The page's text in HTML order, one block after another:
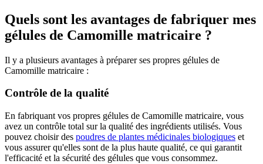
Quels sont les avantages de fabriquer mes
gélules de Camomille matricaire ?
Il y a plusieurs avantages à préparer ses propres gélules de
Camomille matricaire :
Contrôle de la qualité
En fabriquant vos propres gélules de Camomille matricaire, vous
avez un contrôle total sur la qualité des ingrédients utilisés. Vous
pouvez choisir des poudres de plantes médicinales biologiques et
vous assurer qu'elles sont de la plus haute qualité, ce qui garantit
l'efficacité et la sécurité des gélules que vous consommez.